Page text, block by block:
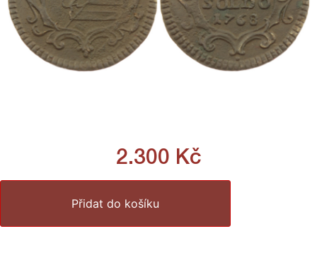
2.300 Kč
Přidat do košíku